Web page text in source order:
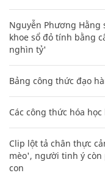
Nguyễn Phương
khoe sổ đỏ tính bằng
nghìn tỷ'
Bảng công thức đạo
Các công thức hóa
Clip lột tả chân thực
mèo', người tinh ý
con